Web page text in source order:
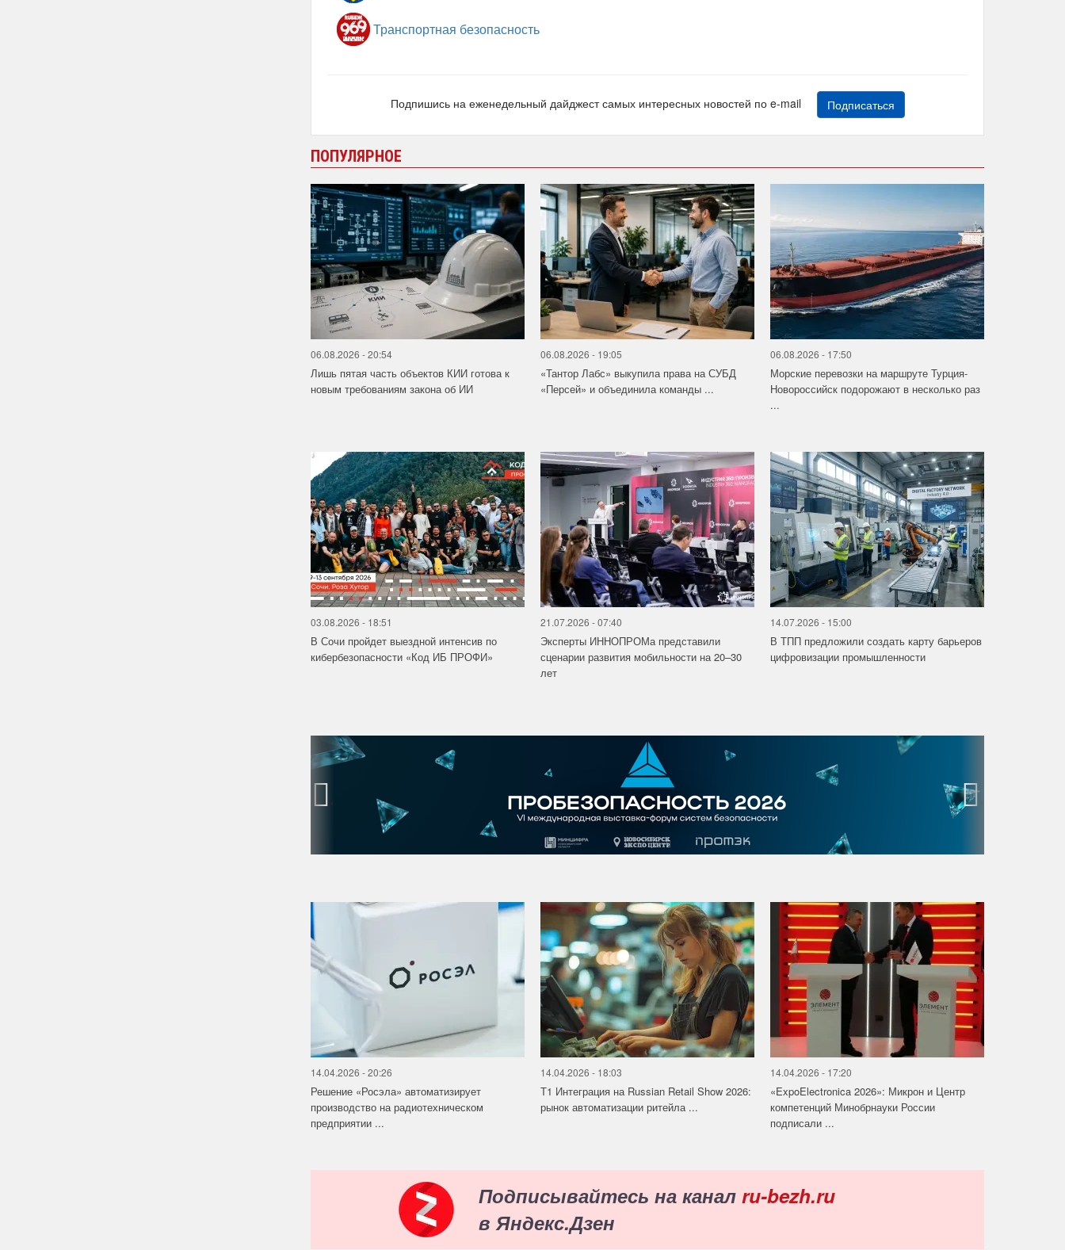
Транспортная безопасность
Подпишись на еженедельный дайджест самых интересных новостей по e-mail Подписаться
ПОПУЛЯРНОЕ
06.08.2026 - 20:54
Лишь пятая часть объектов КИИ готова к
новым требованиям закона об ИИ
06.08.2026 - 19:05
«Тантор Лабс» выкупила права на СУБД
«Персей» и объединила команды ...
06.08.2026 - 17:50
Морские перевозки на маршруте Турция-
Новороссийск подорожают в несколько раз
...
03.08.2026 - 18:51
В Сочи пройдет выездной интенсив по
кибербезопасности «Код ИБ ПРОФИ»
21.07.2026 - 07:40
Эксперты ИННОПРОМа представили
сценарии развития мобильности на 20–30
лет
14.07.2026 - 15:00
В ТПП предложили создать карту барьеров
цифровизации промышленности
‹
14.04.2026 - 20:26
Решение «Росэла» автоматизирует
производство на радиотехническом
предприятии ...
14.04.2026 - 18:03
Т1 Интеграция на Russian Retail Show 2026:
рынок автоматизации ритейла ...
14.04.2026 - 17:20
«ExpoElectronica 2026»: Микрон и Центр
компетенций Минобрнауки России
подписали ...
Подписывайтесь на канал ru-bezh.ru
в Яндекс.Дзен